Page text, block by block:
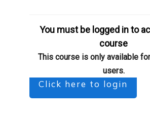
You must be logged in to
course
This course is only available
users.
Click here to login